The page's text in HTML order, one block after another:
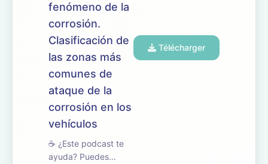
fenómeno de la
corrosión.
Clasificación de
las zonas más
comunes de
ataque de la
corrosión en los
vehículos
☕ ¿Este podcast te
ayuda? Puedes
Télécharger